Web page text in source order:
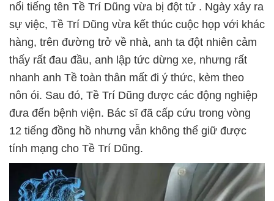
nổi tiếng tên Tề Trí Dũng vừa bị đột tử . Ngày xảy ra
sự việc, Tề Trí Dũng vừa kết thúc cuộc họp với khác
hàng, trên đường trở về nhà, anh ta đột nhiên cảm
thấy rất đau đầu, anh lập tức dừng xe, nhưng rất
nhanh anh Tề toàn thân mất đi ý thức, kèm theo
nôn ói. Sau đó, Tề Trí Dũng được các động nghiệp
đưa đến bệnh viện. Bác sĩ đã cấp cứu trong vòng
12 tiếng đồng hồ nhưng vẫn không thể giữ được
tính mạng cho Tề Trí Dũng.